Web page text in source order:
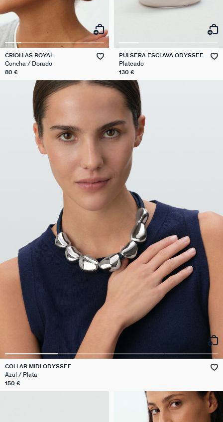
CRIOLLAS ROYAL
Concha / Dorado
80 €
PULSERA ESCLAVA ODYSSÉE
Plateado
130 €
COLLAR MIDI ODYSSÉE
Azul / Plata
150 €